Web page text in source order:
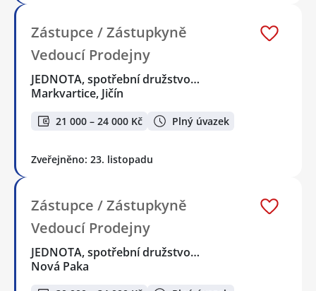
Zástupce / Zástupkyně
Vedoucí Prodejny
JEDNOTA, spotřební družstvo…
Markvartice, Jičín
21 000 – 24 000 Kč Plný úvazek
Zveřejněno: 23. listopadu
Zástupce / Zástupkyně
Vedoucí Prodejny
JEDNOTA, spotřební družstvo…
Nová Paka